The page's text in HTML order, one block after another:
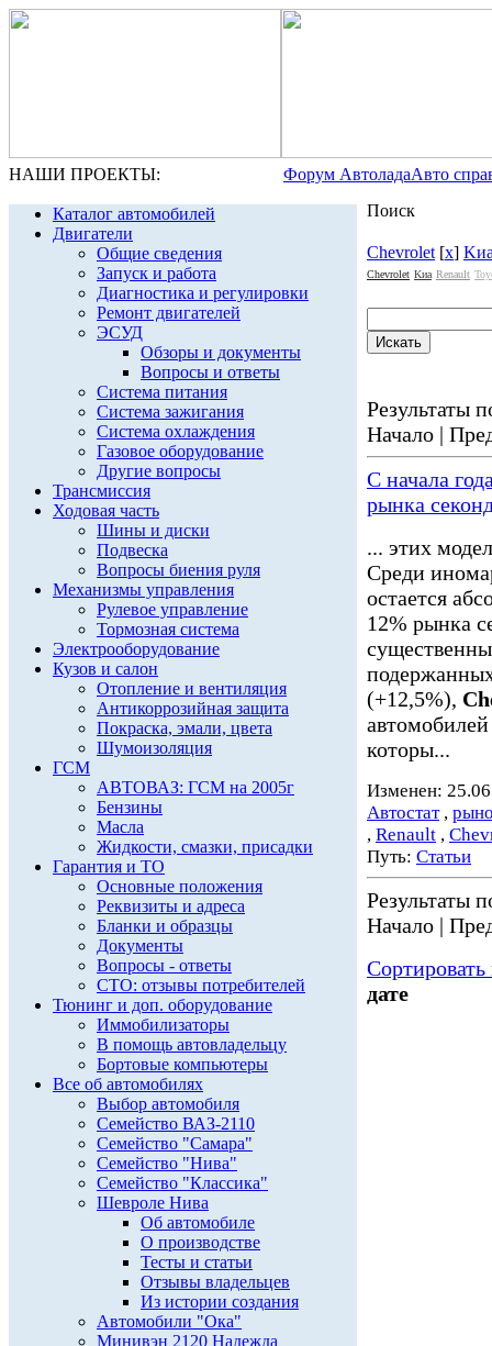
НАШИ ПРОЕКТЫ: Форум АвтоладаАвто
Каталог автомобилей
Двигатели
Общие сведения
Запуск и работа
Диагностика и регулировки
Ремонт двигателей
ЭСУД
Обзоры и документы
Вопросы и ответы
Система питания
Система зажигания
Система охлаждения
Газовое оборудование
Другие вопросы
Трансмиссия
Ходовая часть
Шины и диски
Подвеска
Вопросы биения руля
Механизмы управления
Рулевое управление
Тормозная система
Электрооборудование
Кузов и салон
Отопление и вентиляция
Антикоррозийная защита
Покраска, эмали, цвета
Шумоизоляция
ГСМ
АВТОВАЗ: ГСМ на 2005г
Бензины
Масла
Жидкости, смазки, присадки
Гарантия и ТО
Основные положения
Реквизиты и адреса
Бланки и образцы
Документы
Вопросы - ответы
СТО: отзывы потребителей
Тюнинг и доп. оборудование
Иммобилизаторы
В помощь автовладельцу
Бортовые компьютеры
Все об автомобилях
Выбор автомобиля
Семейство ВАЗ-2110
Семейство "Самара"
Семейство "Нива"
Семейство "Классика"
Шевроле Нива
Об автомобиле
О производстве
Тесты и статьи
Отзывы владельцев
Из истории создания
Автомобили "Ока"
Минивэн 2120 Надежда
Поиск
Chevrolet [x]
Chevrolet Kиа Renault
Результаты
Начало |
С начала
рынка
... этих
Среди
остается
12% рынка
(+12,5%),
которы...
Изменен:
Автостат,
, Renault ,
Путь: Статьи
Результаты
Начало |
дате